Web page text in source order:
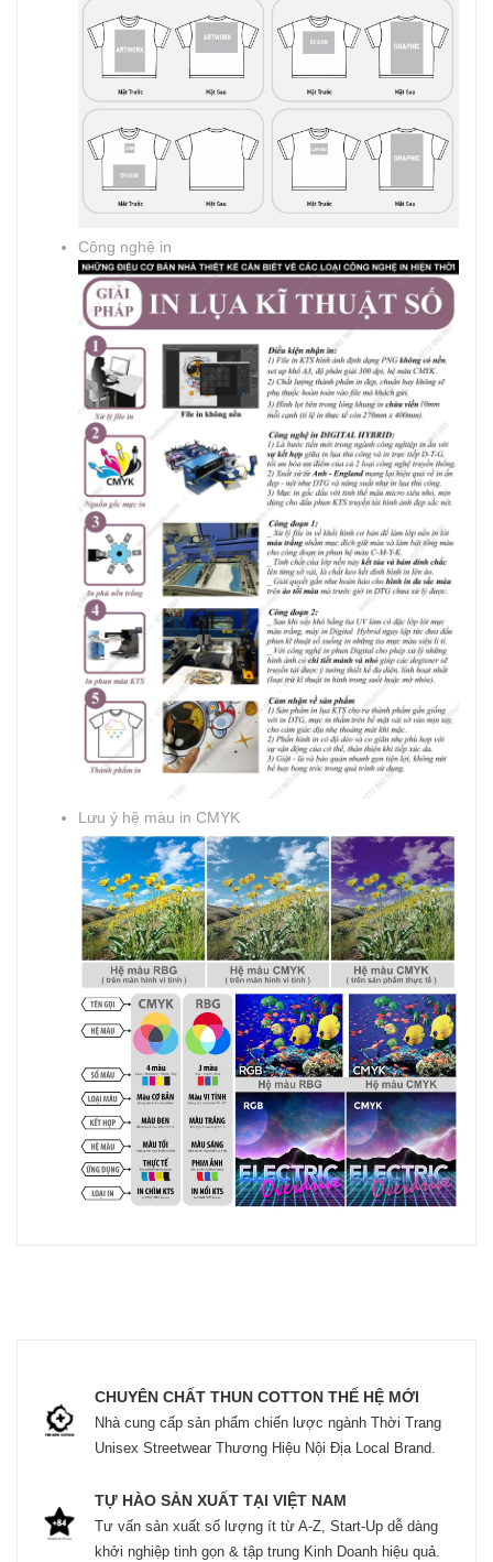
Công nghệ in
Lưu ý hệ màu in CMYK
CHUYÊN CHẤT THUN COTTON THẾ HỆ MỚI
Nhà cung cấp sản phẩm chiến lược ngành Thời Trang
Unisex Streetwear Thương Hiệu Nội Địa Local Brand.
TỰ HÀO SẢN XUẤT TẠI VIỆT NAM
Tư vấn sản xuất số lượng ít từ A-Z, Start-Up dễ dàng
khởi nghiệp tinh gọn & tập trung Kinh Doanh hiệu quả.